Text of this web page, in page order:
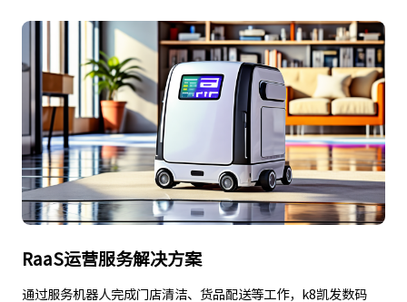
RaaS运营服务解决方案
通过服务机器人完成门店清洁、货品配送等工作，k8凯发数码